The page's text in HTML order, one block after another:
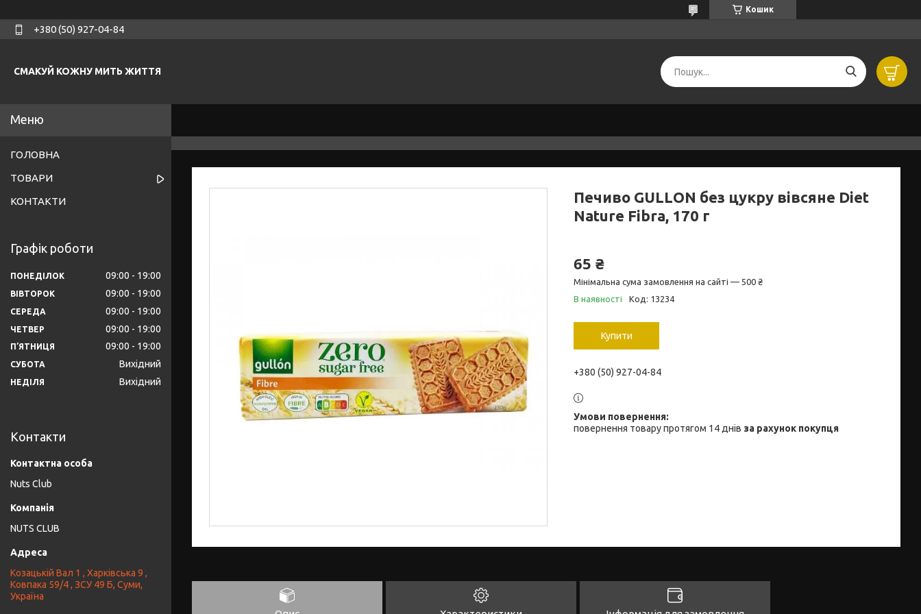
Кошик
+380 (50) 927-04-84
СМАКУЙ КОЖНУ МИТЬ ЖИТТЯ
Печиво GULLON без цукру вівсяне Diet
Nature Fibra, 170 г
65 ₴
Мінімальна сума замовлення на сайті — 500 ₴
В наявності
Код: 13234
Купити
+380 (50) 927-04-84
повернення товару протягом 14 днів за рахунок покупця
ГОЛОВНА
ТОВАРИ
КОНТАКТИ
Графік роботи
ПОНЕДІЛОК 09:00 19:00
ВІВТОРОК 09:00 19:00
СЕРЕДА 09:00 19:00
ЧЕТВЕР 09:00 19:00
ПʼЯТНИЦЯ 09:00 19:00
СУБОТА Вихідний
НЕДІЛЯ Вихідний
Контакти
Nuts Club
NUTS CLUB
Козацькій Вал 1 , Харківська 9 ,
Ковпака 59/4 , ЗСУ 49 Б, Суми,
Україна